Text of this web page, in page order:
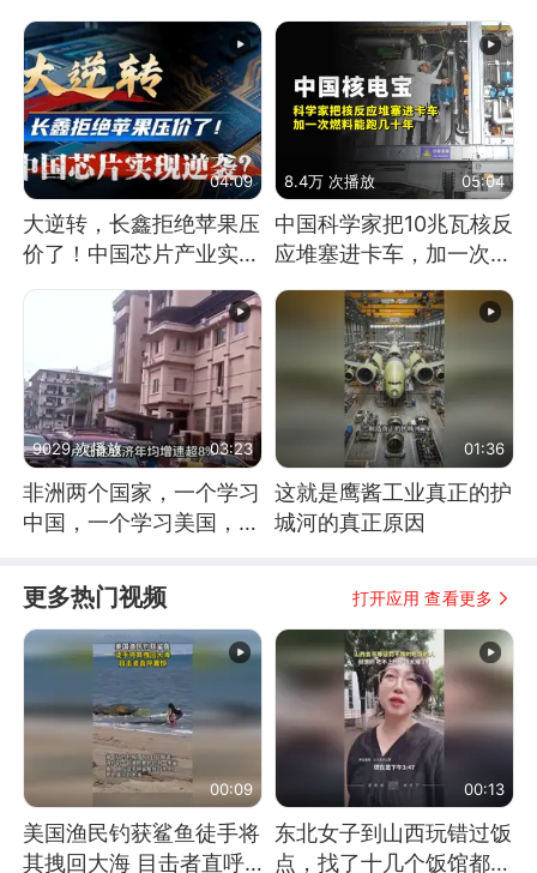
始？
04:09
大逆转，长鑫拒绝苹果压
价了！中国芯片产业实现
8.4万 次播放 05:04
中国科学家把10兆瓦核反
应堆塞进卡车，加一次燃
9029 次播放 03:23
非洲两个国家，一个学习
中国，一个学习美国，结
01:36
这就是鹰酱工业真正的护
城河的真正原因
更多热门视频 打开应用 查看更多
00:09
美国渔民钓获鲨鱼徒手将
其拽回大海 目击者直呼
00:13
东北女子到山西玩错过饭
点，找了十几个饭馆都没